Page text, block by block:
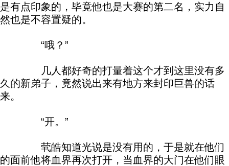
是有点印象的，毕竟他也是大赛的第二名，实力自
然也是不容置疑的。
“哦？”
几人都好奇的打量着这个才到这里没有多
久的新弟子，竟然说出来有地方来封印巨兽的话
来。
“开。”
茕皓知道光说是没有用的，于是就在他们
的面前他将血界再次打开，当血界的大门在他们眼